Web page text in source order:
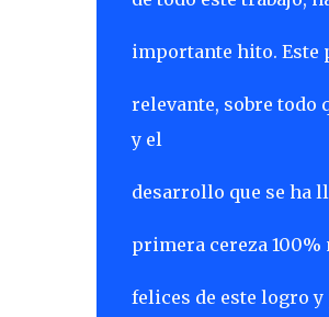
importante hito. Este
relevante, sobre todo
y el
desarrollo que se ha
primera cereza
felices de este logro